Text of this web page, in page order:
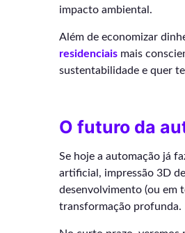
impacto ambiental.
Além de economizar
residenciais mais
sustentabilidade e quer
O futuro da
Se hoje a automação já
artificial, impressão 3D
desenvolvimento (ou em
transformação profunda.